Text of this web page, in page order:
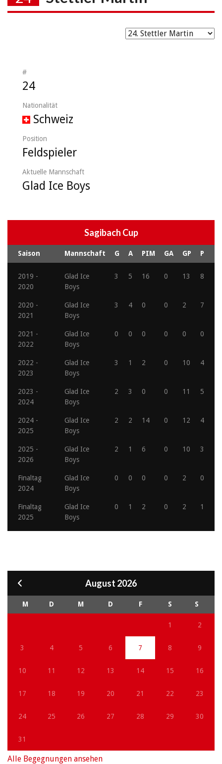
#
24
Nationalität
Schweiz
Position
Feldspieler
Aktuelle Mannschaft
Glad Ice Boys
Sagibach Cup
Saison Mannschaft G A PIM GA GP P
2019 -
2020
Glad Ice
Boys
3 5 16 0 13 8
2020 -
2021
Glad Ice
Boys
3 4 0 0 2 7
2021 -
2022
Glad Ice
Boys
0 0 0 0 0 0
2022 -
2023
Glad Ice
Boys
3 1 2 0 10 4
2023 -
2024
Glad Ice
Boys
2 3 0 0 11 5
2024 -
2025
Glad Ice
Boys
2 2 14 0 12 4
2025 -
2026
Glad Ice
Boys
2 1 6 0 10 3
Finaltag
2024
Glad Ice
Boys
0 0 0 0 2 0
Finaltag
2025
Glad Ice
Boys
0 1 2 0 2 1
August 2026
M D M D F S S
1 2
3 4 5 6 7 8 9
10 11 12 13 14 15 16
17 18 19 20 21 22 23
24 25 26 27 28 29 30
31
Alle Begegnungen ansehen